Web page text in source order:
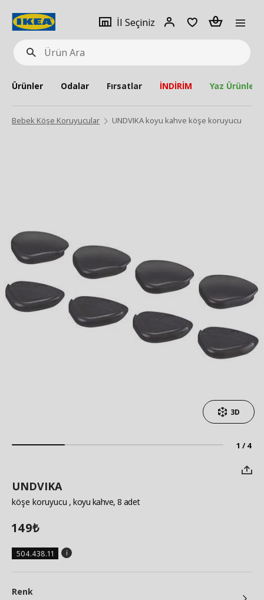
Ürün
Ara
İl Seçiniz
Giriş
Adet
Ürünler Odalar Fırsatlar İNDİRİM Yaz Ürünleri
Bebek Köşe Koruyucular UNDVIKA koyu kahve köşe koruyucu
1 / 4
3D
UNDVIKA
köşe koruyucu , koyu kahve, 8 adet
149₺
504.438.11
Renk